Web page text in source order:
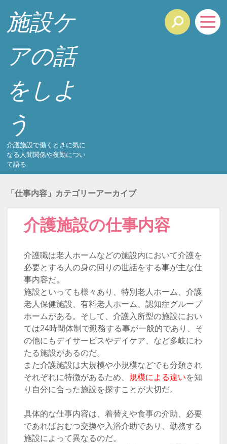
施設ケ
アの話
をしよ
う
介護施設で働くときに気に
なる人間関係や夜勤につい
て語る
「仕事内容」カテゴリーアーカイブ
介護施設の仕事内容
介護職は老人ホームなどの施設内において介護を
必要とする人の身の回りの世話をする事が主な仕
事内容だ。
施設といっても様々あり、特別老人ホーム、介護
老人保健施設、有料老人ホーム、認知症グループ
ホームがある。そして、介護入所型の施設におい
ては24時間体制で勤務する事が一般的であり、そ
の他にもデイサービスやデイケア、など多岐にわ
たる施設があるのだ。
また介護施設は大規模や小規模などでも分類され
それぞれに特徴があるため、 規模による違いを知
り自分に合った施設を探すことが大切だ。
具体的な仕事内容は、着替えや食事の介助、必要
であればおむつ交換や入浴介助であり、勤務する
施設によって異なるのだ。